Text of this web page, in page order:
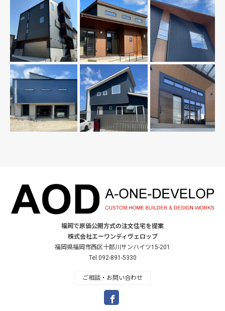
福岡で原価公開方式の注文住宅を提案
株式会社エーワンディヴェロップ
福岡県福岡市西区十郎川サンハイツ15-201
Tel.092-891-5330
ご相談・お問い合わせ